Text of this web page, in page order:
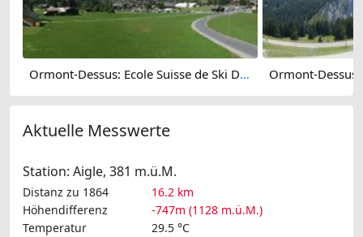
Ormont-Dessus: Ecole Suisse de Ski Diablerets
Aktuelle Messwerte
Station: Aigle, 381 m.ü.M.
Distanz zu 1864
16.2 km
Höhendifferenz
-747m (1128 m.ü.M.)
Temperatur
29.5 °C